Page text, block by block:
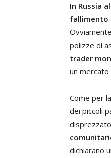
In Russia
fallimento
polizze di
trader
un
Come per
dei piccoli
dichiarano